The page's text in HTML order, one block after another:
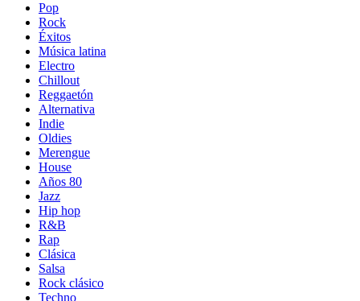
Pop
Rock
Éxitos
Música latina
Electro
Chillout
Reggaetón
Alternativa
Indie
Oldies
Merengue
House
Años 80
Jazz
Hip hop
R&B
Rap
Clásica
Salsa
Rock clásico
Techno